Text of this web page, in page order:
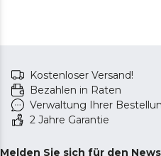
Kostenloser Versand!
Bezahlen in Raten
Verwaltung Ihrer
2 Jahre Garantie
Melden Sie sich für den